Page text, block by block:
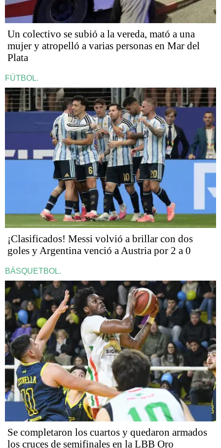
Un colectivo se subió a la vereda, mató a una
mujer y atropelló a varias personas en Mar del
Plata
FÚTBOL.
¡Clasificados! Messi volvió a brillar con dos
goles y Argentina venció a Austria por 2 a 0
BÁSQUETBOL.
Se completaron los cuartos y quedaron armados
los cruces de semifinales en la LBB Oro